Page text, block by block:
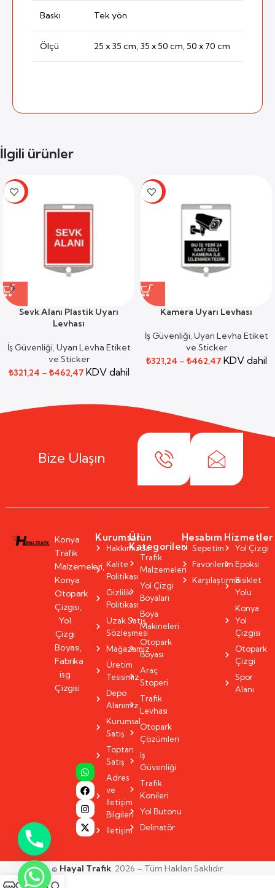
Baskı Tek yön
Ölçü 25 x 35 cm, 35 x 50 cm, 50 x 70 cm
İlgili ürünler
-59%
Sevk Alanı Plastik Uyarı
Levhası
İş Güvenliği,Uyarı Levha Etiket
ve Sticker
₺321,24 – ₺462,47 KDV dahil
-59%
Kamera Uyarı Levhası
İş Güvenliği,Uyarı Levha Etiket
ve Sticker
₺321,24 – ₺462,47 KDV dahil
Bize Ulaşın
Konya
Trafik
Malzemeleri,
Konya
Otopark
Çizgisi,
Yol
Çizgi
Boyası,
Fabrika
isg
Çizgisi
Kurumsal
Hakkımızda
Kalite
Politikası
Gizlilik
Politikası
Uzak Satış
Sözleşmesi
Mağazamız
Üretim
Tesisimiz
Depo
Alanımız
Kurumsal
Satış
Toptan
Satış
Adres
ve
İletişim
Bilgileri
İletişim
Ürün
Kategorileri
Trafik
Malzemeleri
Yol Çizgi
Boyaları
Boya
Makineleri
Otopark
Boyası
Araç
Stoperi
Trafik
Levhası
Otopark
Çözümleri
İş
Güvenliği
Trafik
Konileri
Yol Butonu
Delinatör
Hesabım
Sepetim
Favorilerim
Karşılaştırma
Hizmetler
Yol Çizgi
Epoksi
Bisiklet
Yolu
Konya
Yol
Çizgisi
Otopark
Çizgi
Spor
Alanı
© Hayal Trafik. 2026 – Tüm Hakları Saklıdır.
0